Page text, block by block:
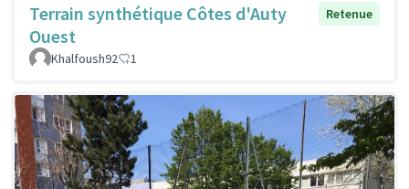
Terrain synthétique Côtes d'Auty
Ouest
Retenue
Khalfoush92 1